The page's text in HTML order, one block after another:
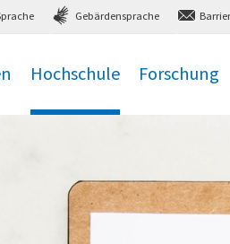
zum Inhalt,
Gebärdensprache
Hochschule Forschung